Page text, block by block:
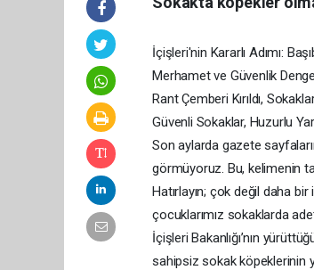
İçişleri'nin Kararlı Adımı:
Merhamet ve Güvenlik
Rant Çemberi Kırıldı,
Güvenli Sokaklar, Huzurlu
Son aylarda gazete
görmüyoruz. Bu, kelimenin
Hatırlayın; çok değil daha
çocuklarımız sokaklarda
İçişleri Bakanlığı’nın
sahipsiz sokak köpeklerinin